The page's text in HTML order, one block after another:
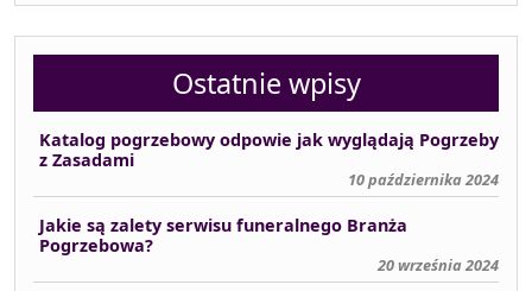
Ostatnie wpisy
Katalog pogrzebowy odpowie jak wyglądają Pogrzeby
z Zasadami
10 października 2024
Jakie są zalety serwisu funeralnego Branża
Pogrzebowa?
20 września 2024